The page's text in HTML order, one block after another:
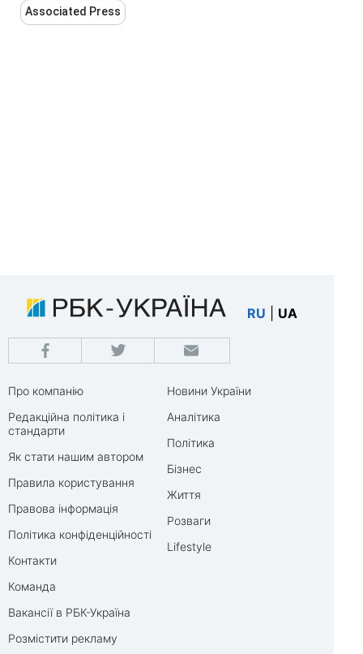
Associated Press
RU UA
Про компанію
Редакційна політика і
стандарти
Як стати нашим автором
Правила користування
Правова інформація
Політика конфіденційності
Контакти
Команда
Вакансії в РБК-Україна
Розмістити рекламу
Новини України
Аналітика
Політика
Бізнес
Життя
Розваги
Lifestyle